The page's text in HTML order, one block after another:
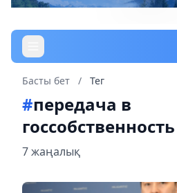
Басты бет / Тег
#передача в
госсобственность
7 жаңалық